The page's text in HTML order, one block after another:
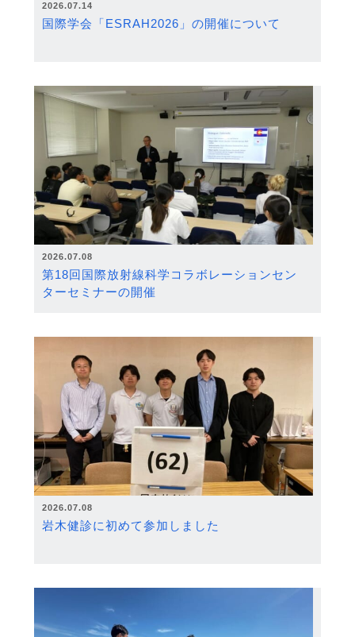
2026.07.14
国際学会「ESRAH2026」の開催について
2026.07.08
第18回国際放射線科学コラボレーションセン
ターセミナーの開催
2026.07.08
岩木健診に初めて参加しました